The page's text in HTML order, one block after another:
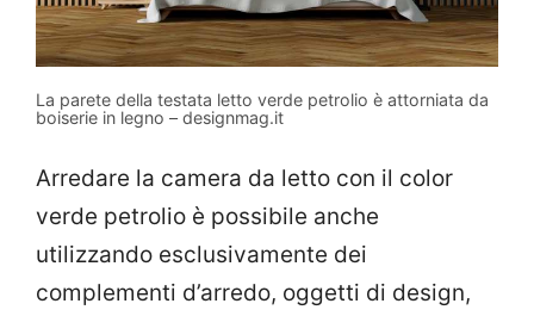
La parete della testata letto verde petrolio è attorniata da
boiserie in legno – designmag.it
Arredare la camera da letto con il color
verde petrolio è possibile anche
utilizzando esclusivamente dei
complementi d’arredo, oggetti di design,